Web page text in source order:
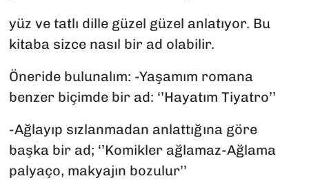
yüz ve tatlı dille güzel güzel anlatıyor. Bu
kitaba sizce nasıl bir ad olabilir.
Öneride bulunalım: -Yaşamım romana
benzer biçimde bir ad: ‘’Hayatım Tiyatro’’
-Ağlayıp sızlanmadan anlattığına göre
başka bir ad; ‘’Komikler ağlamaz-Ağlama
palyaço, makyajın bozulur’’